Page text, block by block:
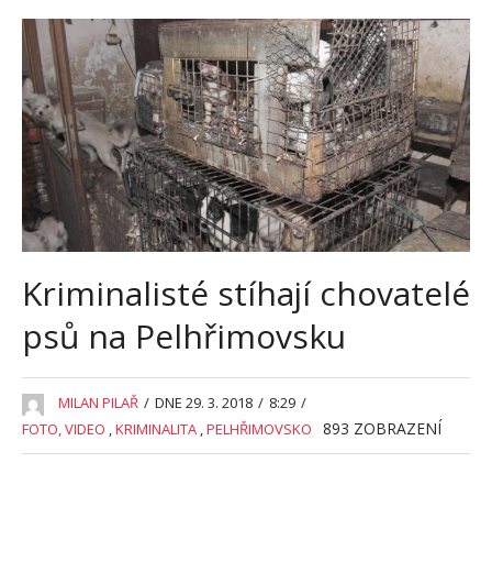
Kriminalisté stíhají chovatelé
psů na Pelhřimovsku
MILAN PILAŘ / DNE 29. 3. 2018 / 8:29 /
FOTO, VIDEO ,KRIMINALITA ,PELHŘIMOVSKO 893 ZOBRAZENÍ